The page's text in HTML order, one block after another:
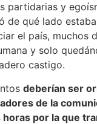
partidarias y
de qué lado
el país, muchos
y solo
castigo.
deberían ser
de la
por la que